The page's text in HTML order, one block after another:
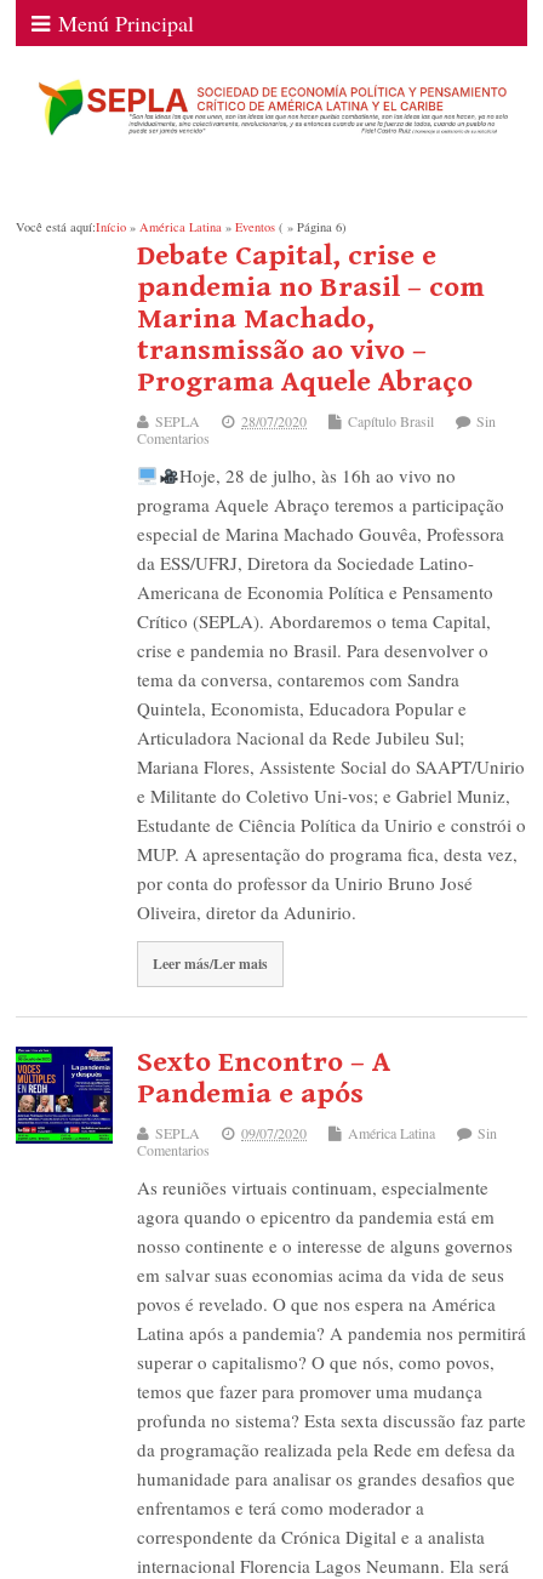
Menú Principal
Você está aquí:Início »América Latina »Eventos ( » Página 6)
Debate Capital, crise e
pandemia no Brasil – com
Marina Machado,
transmissão ao vivo –
Programa Aquele Abraço
SEPLA 28/07/2020 Capítulo Brasil
Sin
Comentarios
Hoje, 28 de julho, às 16h ao vivo no
programa Aquele Abraço teremos a participação
especial de Marina Machado Gouvêa, Professora
da ESS/UFRJ, Diretora da Sociedade Latino-
Americana de Economia Política e Pensamento
Crítico (SEPLA). Abordaremos o tema Capital,
crise e pandemia no Brasil. Para desenvolver o
tema da conversa, contaremos com Sandra
Quintela, Economista, Educadora Popular e
Articuladora Nacional da Rede Jubileu Sul;
Mariana Flores, Assistente Social do SAAPT/Unirio
e Militante do Coletivo Uni-vos; e Gabriel Muniz,
Estudante de Ciência Política da Unirio e constrói o
MUP. A apresentação do programa fica, desta vez,
por conta do professor da Unirio Bruno José
Oliveira, diretor da Adunirio.
Leer más/Ler mais
Sexto Encontro – A
Pandemia e após
SEPLA 09/07/2020 América Latina
Sin
Comentarios
As reuniões virtuais continuam, especialmente
agora quando o epicentro da pandemia está em
nosso continente e o interesse de alguns governos
em salvar suas economias acima da vida de seus
povos é revelado. O que nos espera na América
Latina após a pandemia? A pandemia nos permitirá
superar o capitalismo? O que nós, como povos,
temos que fazer para promover uma mudança
profunda no sistema? Esta sexta discussão faz parte
da programação realizada pela Rede em defesa da
humanidade para analisar os grandes desafios que
enfrentamos e terá como moderador a
correspondente da Crónica Digital e a analista
internacional Florencia Lagos Neumann. Ela será